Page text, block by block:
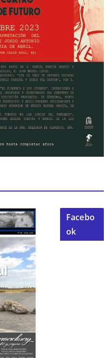
Facebo
ok